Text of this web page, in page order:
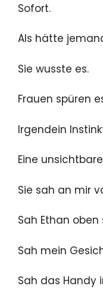
Sofort.
Als hätte
Sie wusste es.
Frauen spüren
Irgendein
Eine
Sie sah an mir
Sah Ethan oben
Sah mein
Sah das Handy